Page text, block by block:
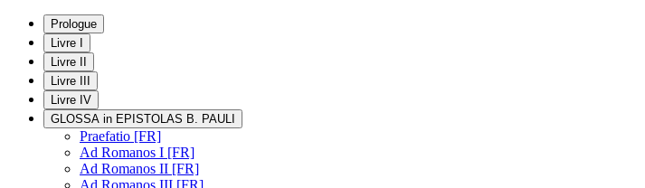
Prologue
Livre I
Livre II
Livre III
Livre IV
GLOSSA in EPISTOLAS B. PAULI
Praefatio [FR]
Ad Romanos I [FR]
Ad Romanos II [FR]
Ad Romanos III [FR]